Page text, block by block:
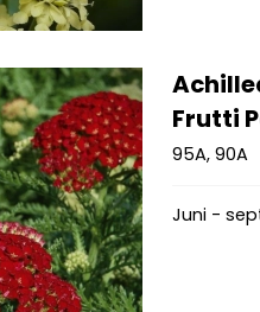
Frutti
95A, 90A
Juni -